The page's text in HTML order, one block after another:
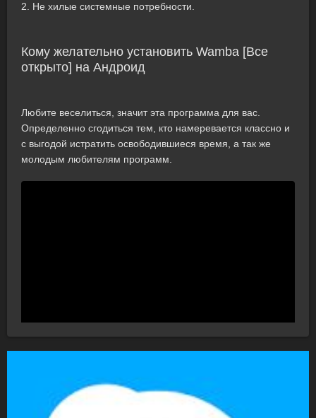
2. Не хилые системные потребности.
Кому желательно установить Wambа [Все
открыто] на Андроид
Любите веселиться, значит эта программа для вас.
Определенно сгодиться тем, кто намеревается классно и
с выгодой истратить освободившиеся время, а так же
молодым любителям программ.